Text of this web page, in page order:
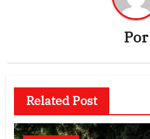
Por
Related Post